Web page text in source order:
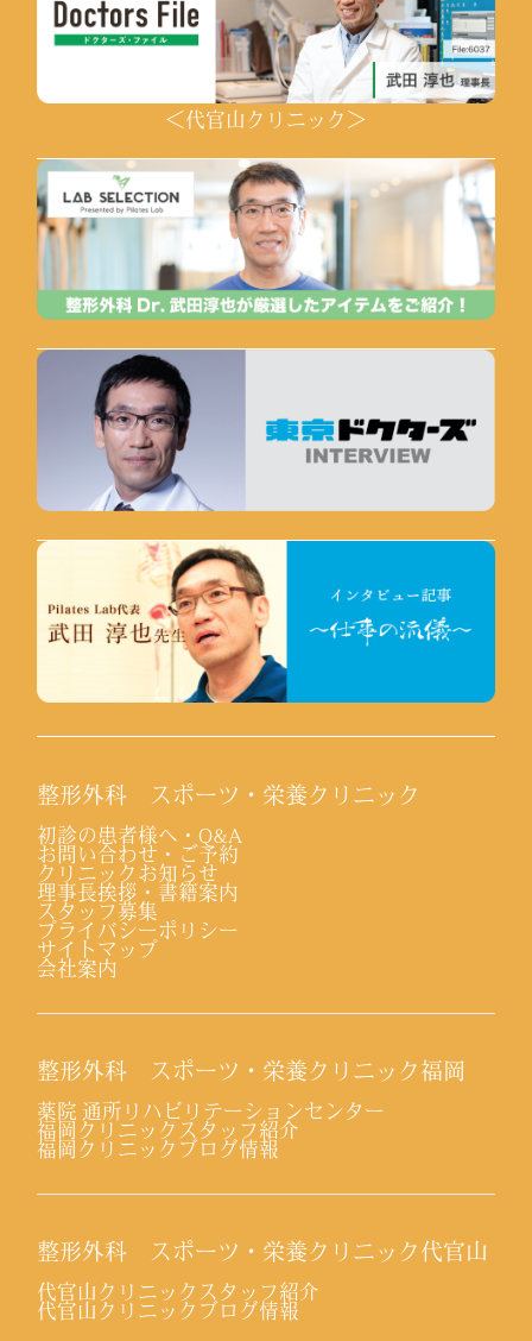
＜代官山クリニック＞
整形外科 スポーツ・栄養クリニック
初診の患者様へ・Q&A
お問い合わせ・ご予約
クリニックお知らせ
理事長挨拶・書籍案内
スタッフ募集
プライバシーポリシー
サイトマップ
会社案内
整形外科 スポーツ・栄養クリニック福岡
薬院 通所リハビリテーションセンター
福岡クリニックスタッフ紹介
福岡クリニックブログ情報
整形外科 スポーツ・栄養クリニック代官山
代官山クリニックスタッフ紹介
代官山クリニックブログ情報